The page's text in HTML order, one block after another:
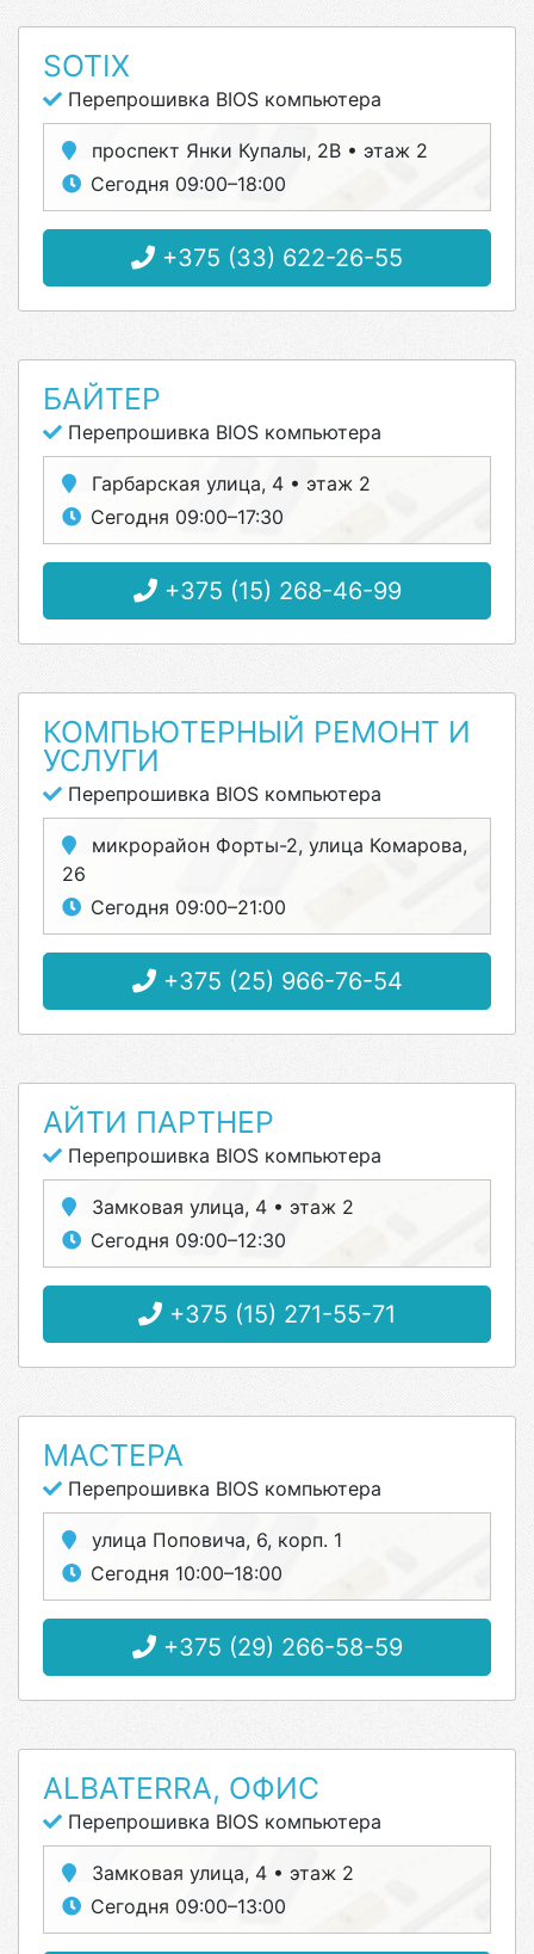
SOTIX
Перепрошивка BIOS компьютера
проспект Янки Купалы, 2В • этаж 2
Сегодня 09:00–18:00
+375 (33) 622-26-55
БАЙТЕР
Перепрошивка BIOS компьютера
Гарбарская улица, 4 • этаж 2
Сегодня 09:00–17:30
+375 (15) 268-46-99
КОМПЬЮТЕРНЫЙ РЕМОНТ И
УСЛУГИ
Перепрошивка BIOS компьютера
микрорайон Форты-2, улица Комарова,
26
Сегодня 09:00–21:00
+375 (25) 966-76-54
АЙТИ ПАРТНЕР
Перепрошивка BIOS компьютера
Замковая улица, 4 • этаж 2
Сегодня 09:00–12:30
+375 (15) 271-55-71
МАСТЕРА
Перепрошивка BIOS компьютера
улица Поповича, 6, корп. 1
Сегодня 10:00–18:00
+375 (29) 266-58-59
ALBATERRA, ОФИС
Перепрошивка BIOS компьютера
Замковая улица, 4 • этаж 2
Сегодня 09:00–13:00